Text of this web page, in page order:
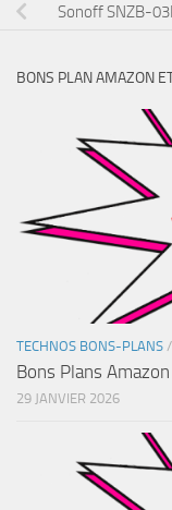
Sonoff SNZB-
BONS PLAN AMAZON
TECHNOS BONS-PLANS /
Bons Plans
29 JANVIER 2026